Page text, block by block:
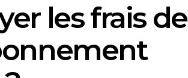
les frais de